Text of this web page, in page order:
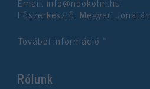
Főszerkesztő: Megyeri Jonatán
További információ »
Rólunk